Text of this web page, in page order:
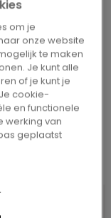
om je
onze website
te maken
Je kunt alle
of je kunt je
cookie-
en functionele
werking van
geplaatst